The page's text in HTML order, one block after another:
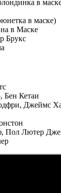
в
в маске)
в Маске
Брукс
Бен Кетаи
Джеймс
Лютер